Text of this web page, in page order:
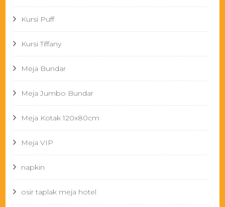
Kursi Puff
Kursi Tiffany
Meja Bundar
Meja Jumbo Bundar
Meja Kotak 120x80cm
Meja VIP
napkin
osir taplak meja hotel